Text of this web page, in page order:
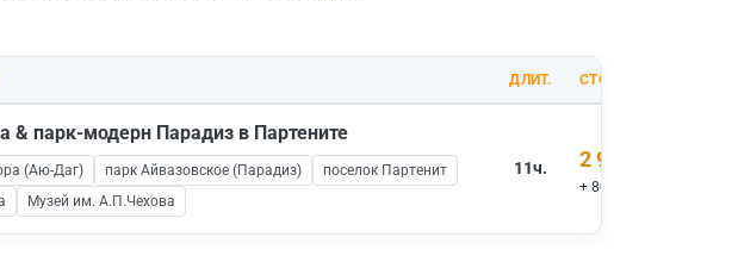
ДЛИТ. СТОИМОСТЬ
& парк-модерн Парадиз в Партените
(Аю-Даг) парк Айвазовское (Парадиз)
поселок Партенит
Музей им. А.П.Чехова
11ч. 2 900 ₽
+ 800 ₽ вх.билеты